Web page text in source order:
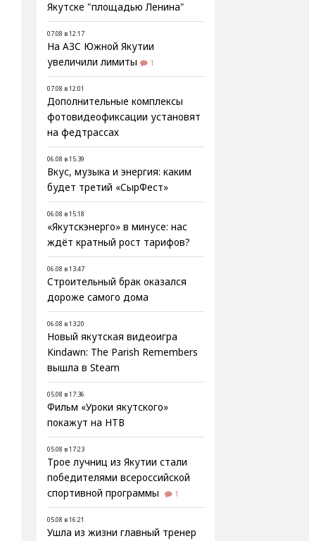
Якутске "площадью Ленина"
07.08 в 12:17
На АЗС Южной Якутии
увеличили лимиты
1
07.08 в 12:01
Дополнительные комплексы
фотовидеофиксации установят
на федтрассах
06.08 в 15:39
Вкус, музыка и энергия: каким
будет третий «СырФест»
06.08 в 15:18
«Якутскэнерго» в минусе: нас
ждёт кратный рост тарифов?
06.08 в 13:47
Строительный брак оказался
дороже самого дома
06.08 в 13:20
Новый якутская видеоигра
Kindawn: The Parish Remembers
вышла в Steam
05.08 в 17:36
Фильм «Уроки якутского»
покажут на НТВ
05.08 в 17:23
Трое лучниц из Якутии стали
победителями всероссийской
спортивной программы
1
05.08 в 16:21
Ушла из жизни главный тренер